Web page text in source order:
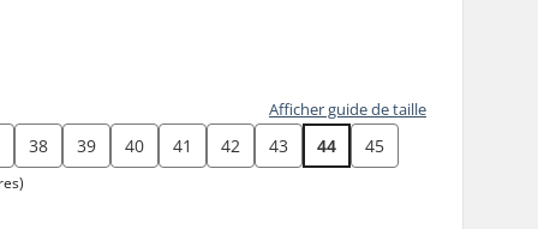
Afficher guide de taille
38 39 40 41 42 43 44 45